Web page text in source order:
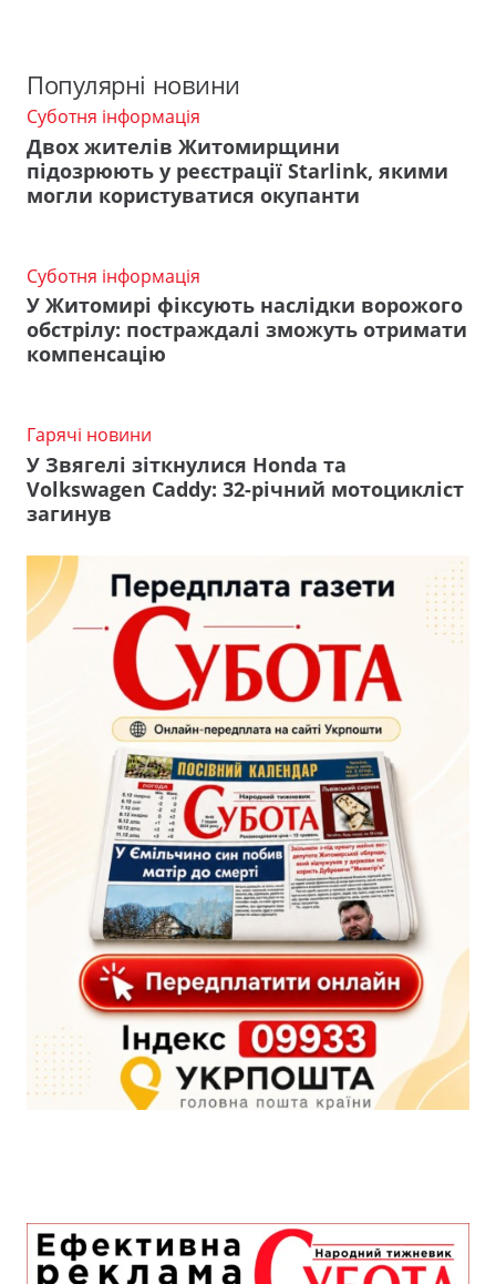
Популярні новини
Суботня інформація
Двох жителів Житомирщини
підозрюють у реєстрації Starlink, якими
могли користуватися окупанти
Суботня інформація
У Житомирі фіксують наслідки ворожого
обстрілу: постраждалі зможуть отримати
компенсацію
Гарячі новини
У Звягелі зіткнулися Honda та
Volkswagen Caddy: 32-річний мотоцикліст
загинув